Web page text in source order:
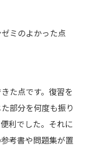
ミのよかった点
た点です。復習を
部分を何度も振り
利でした。それに
考書や問題集が置